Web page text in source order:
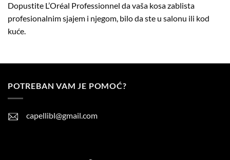
Dopustite L’Oréal Professionnel da vaša kosa zablista
profesionalnim sjajem i njegom, bilo da ste u salonu ili kod
kuće.
POTREBAN VAM JE POMOĆ?
capellibl@gmail.com